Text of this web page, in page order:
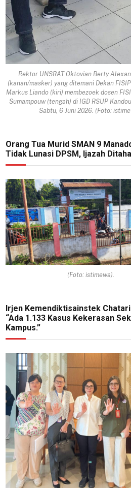
Rektor UNSRAT Oktovian Berty
(kanan/masker) yang ditemani Dekan
Markus Liando (kiri) membezoek dosen
Sumampouw (tengah) di IGD RSUP
Sabtu, 6 Juni 2026. (Foto:
Orang Tua Murid SMAN 9
Tidak Lunasi DPSM, Ijazah
(Foto: istimewa).
Irjen Kemendiktisainstek
“Ada 1.133 Kasus Kekerasan
Kampus.”